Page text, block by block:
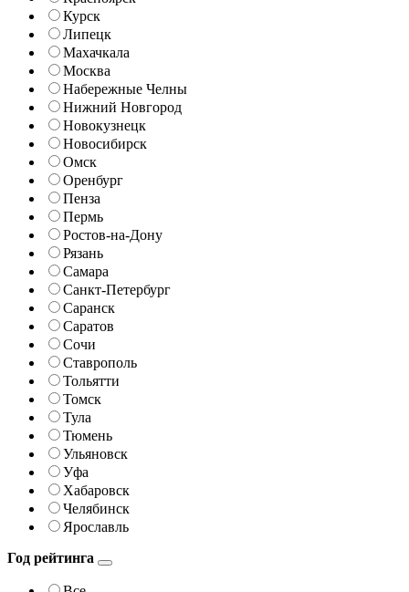
Курск
Липецк
Махачкала
Москва
Набережные Челны
Нижний Новгород
Новокузнецк
Новосибирск
Омск
Оренбург
Пенза
Пермь
Ростов-на-Дону
Рязань
Самара
Санкт-Петербург
Саранск
Саратов
Сочи
Ставрополь
Тольятти
Томск
Тула
Тюмень
Ульяновск
Уфа
Хабаровск
Челябинск
Ярославль
Год рейтинга